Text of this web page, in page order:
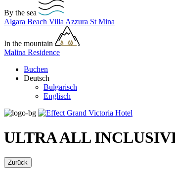
By the sea
Algara Beach Villa Azzura St Mina
In the mountain
Malina Residence
Buchen
Deutsch
Bulgarisch
Englisch
ULTRA ALL
Zurück